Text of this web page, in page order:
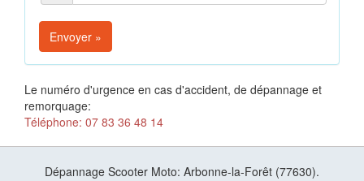
Envoyer »
Le numéro d'urgence en cas d'accident, de dépannage et
remorquage:
Téléphone: 07 83 36 48 14
Dépannage Scooter Moto: Arbonne-la-Forêt (77630).